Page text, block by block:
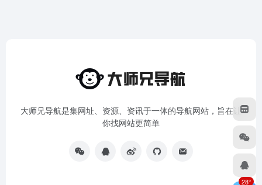
大师兄导航是集网址、资源、资讯于一体的导航网站，旨在让
你找网站更简单
28°